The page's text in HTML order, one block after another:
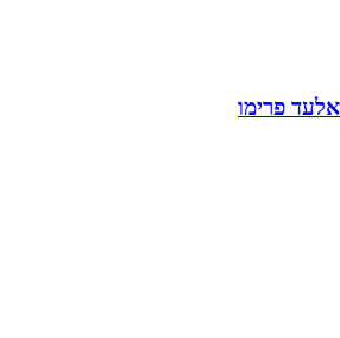
אלעד פרימו